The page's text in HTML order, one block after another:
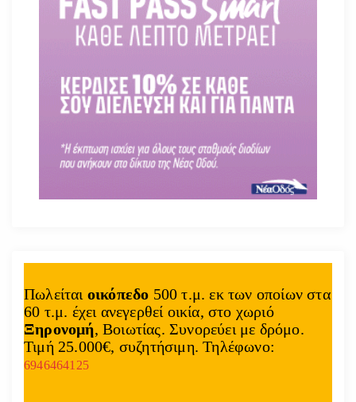
Πωλείται οικόπεδο 500 τ.μ. εκ των οποίων στα
60 τ.μ. έχει ανεγερθεί οικία, στο χωριό
Ξηρονομή, Βοιωτίας. Συνορεύει με δρόμο.
Τιμή 25.000€, συζητήσιμη. Τηλέφωνο:
6946464125